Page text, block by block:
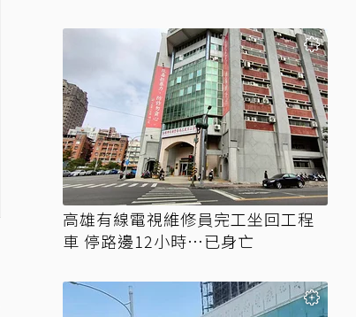
高雄有線電視維修員完工坐回工程
車 停路邊12小時…已身亡